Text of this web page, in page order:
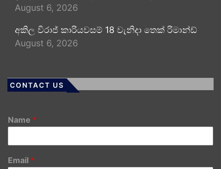
August 6, 2026
අකිල විරාජ් කාරියවසම් 18 වැනිදා තෙක් රිමාන්ඩ්
August 6, 2026
CONTACT US
Name *
Email *